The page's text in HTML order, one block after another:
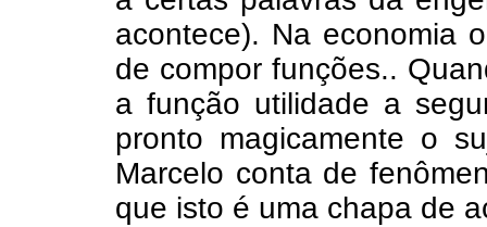
acontece). Na economia
de compor funções..
a função utilidade a
pronto magicamente o
Marcelo conta de
que isto é uma chapa de